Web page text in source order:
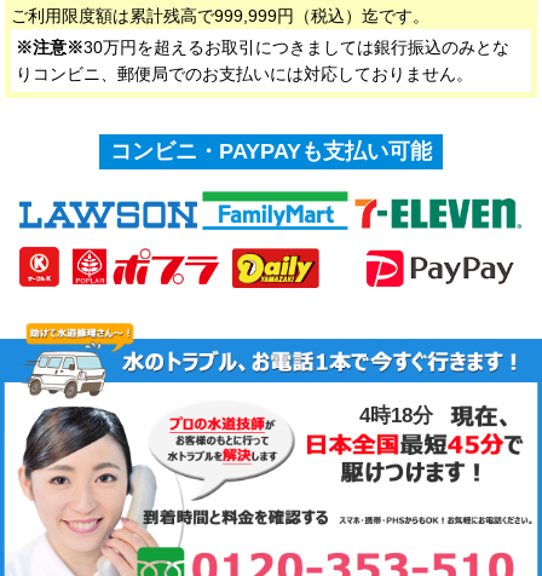
ご利用限度額は累計残高で999,999円（税込）迄です。
※注意※30万円を超えるお取引につきましては銀行振込のみとな
りコンビニ、郵便局でのお支払いには対応しておりません。
コンビニ・PAYPAYも支払い可能
4時18分